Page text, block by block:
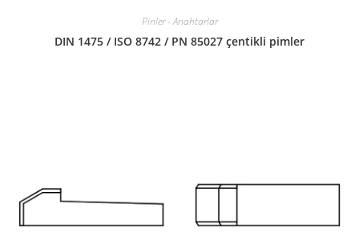
Pinler - Anahtarlar
DIN 1475 / ISO 8742 / PN 85027 çentikli pimler